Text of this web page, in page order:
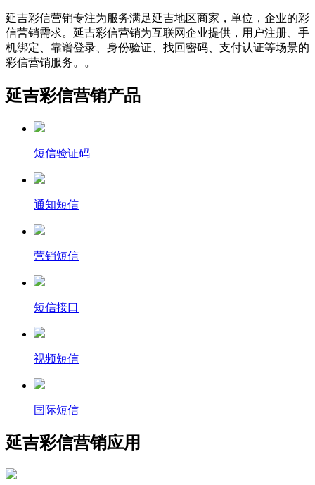
延吉彩信营销专注为服务满足延吉地区商家，单位，企业的彩
信营销需求。延吉彩信营销为互联网企业提供，用户注册、手
机绑定、靠谱登录、身份验证、找回密码、支付认证等场景的
彩信营销服务。。
延吉彩信营销产品
短信验证码
通知短信
营销短信
短信接口
视频短信
国际短信
延吉彩信营销应用